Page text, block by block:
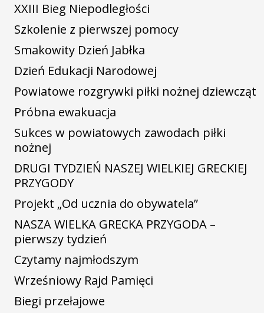
XXIII Bieg Niepodległości
Szkolenie z pierwszej pomocy
Smakowity Dzień Jabłka
Dzień Edukacji Narodowej
Powiatowe rozgrywki piłki nożnej dziewcząt
Próbna ewakuacja
Sukces w powiatowych zawodach piłki
nożnej
DRUGI TYDZIEŃ NASZEJ WIELKIEJ GRECKIEJ
PRZYGODY
Projekt „Od ucznia do obywatela”
NASZA WIELKA GRECKA PRZYGODA –
pierwszy tydzień
Czytamy najmłodszym
Wrześniowy Rajd Pamięci
Biegi przełajowe